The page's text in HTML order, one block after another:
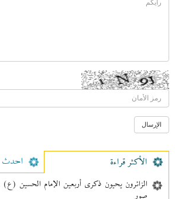
الأکثر قراءة احدث
الزائرون يحيون ذكرى أربعين الإمام الحسين (ع)